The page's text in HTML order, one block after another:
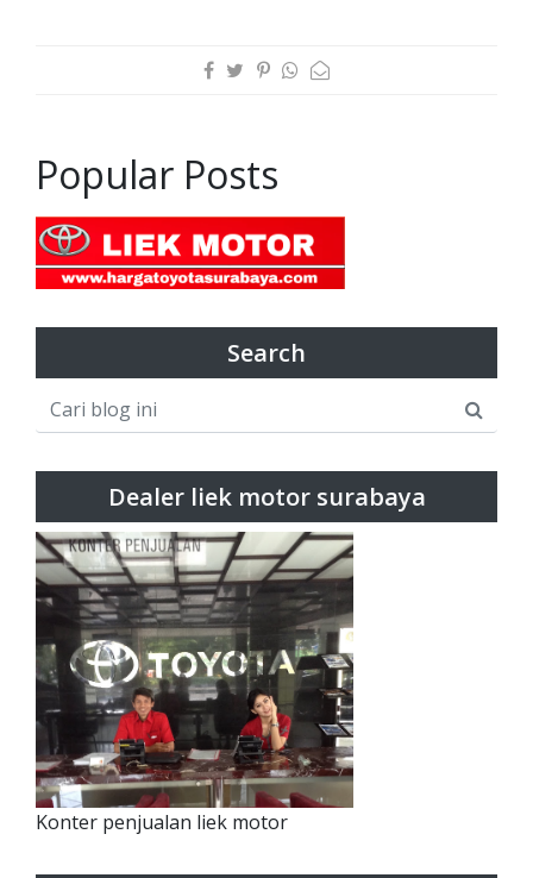
Popular Posts
Search
Dealer liek motor surabaya
Konter penjualan liek motor